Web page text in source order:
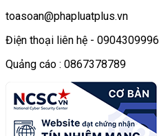
toasoan@phapluatplus.vn
Điện thoại liên hệ - 0904309996
Quảng cáo : 0867378789